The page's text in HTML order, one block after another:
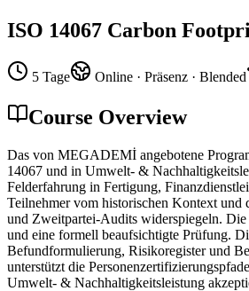
ISO 14067 Carbon
5 Tage Online · Präsenz · Blended
Course Overview
Das von MEGADEMİ angebotene
14067 und in Umwelt- &
Felderfahrung in Fertigung,
Teilnehmer vom historischen Kontext und
und Zweitpartei-Audits widerspiegeln.
und eine formell beaufsichtigte Prüfung.
Befundformulierung, Risikoregister und
unterstützt die
Umwelt- & Nachhaltigkeitsleistung